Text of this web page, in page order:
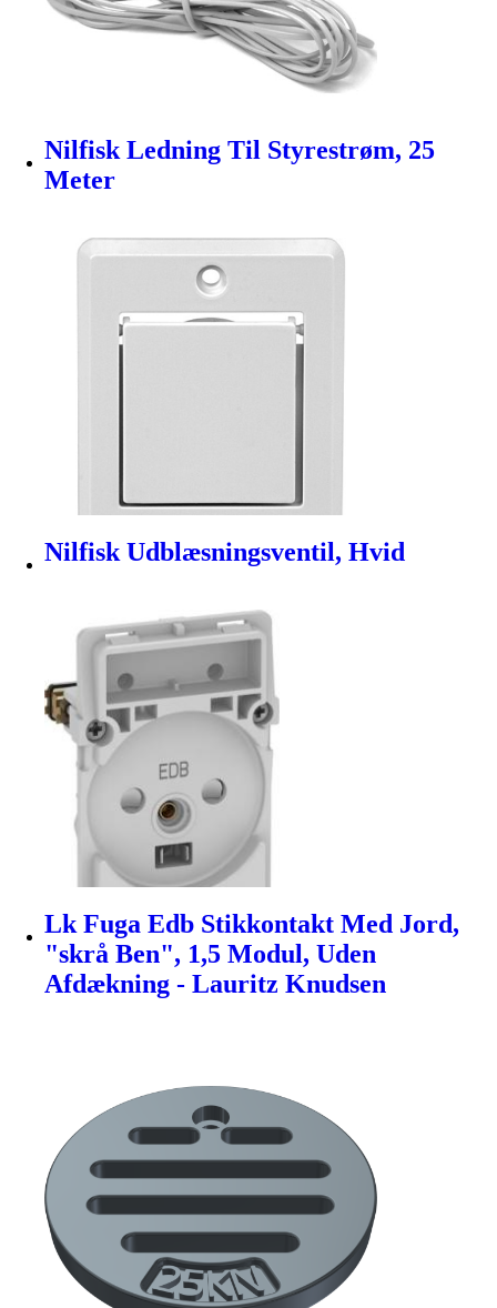
Nilfisk Ledning Til Styrestrøm, 25
Meter
Nilfisk Udblæsningsventil, Hvid
Lk Fuga Edb Stikkontakt Med Jord,
"skrå Ben", 1,5 Modul, Uden
Afdækning - Lauritz Knudsen